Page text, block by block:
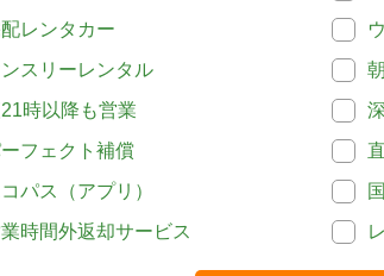
レンタカー
スリーレンタル
時以降も営業
フェクト補償
パス（アプリ）
時間外返却サービス